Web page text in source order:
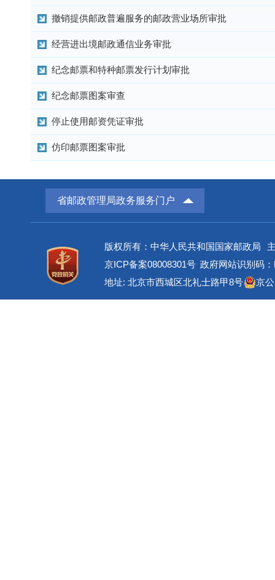
撤销提供邮政普遍服务的邮政营业场所审批
经营进出境邮政通信业务审批
纪念邮票和特种邮票发行计划审批
纪念邮票图案审查
停止使用邮资凭证审批
仿印邮票图案审批
省邮政管理局政务服务门户
版权所有：中华人民共和国国家邮政局
京ICP备案08008301号 政府网站识别码
地址: 北京市西城区北礼士路甲8号
京